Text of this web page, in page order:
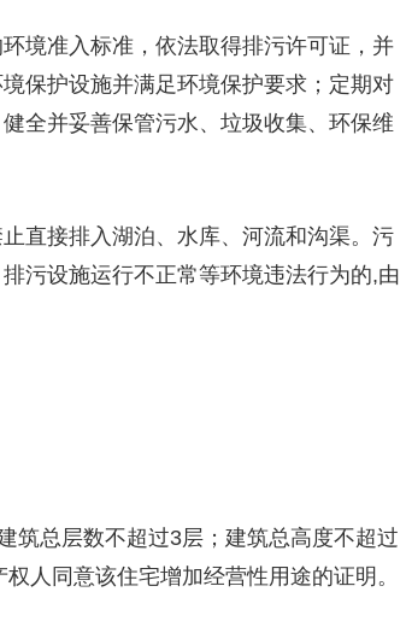
准入标准，依法取得排污许可证，并
保护设施并满足环境保护要求；定期对
全并妥善保管污水、垃圾收集、环保维
接排入湖泊、水库、河流和沟渠。污
污设施运行不正常等环境违法行为的,由
总层数不超过3层；建筑总高度不超过
人同意该住宅增加经营性用途的证明。